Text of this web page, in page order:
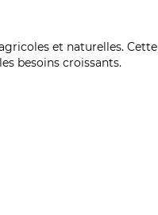
et naturelles. Cette
besoins croissants.